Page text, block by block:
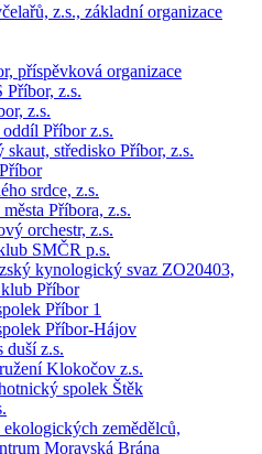
z.s., základní organizace
příspěvková organizace
z.s.
z.s.
Příbor z.s.
skaut, středisko Příbor, z.s.
srdce, z.s.
Příbora, z.s.
orchestr, z.s.
SMČR p.s.
kynologický svaz ZO20403,
Příbor
Příbor 1
Příbor-Hájov
duší z.s.
Klokočov z.s.
spolek Štěk
zemědělců,
Moravská Brána